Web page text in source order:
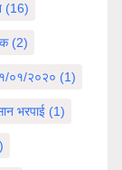
(16)
(2)
०१/२०२० (1)
भरपाई (1)